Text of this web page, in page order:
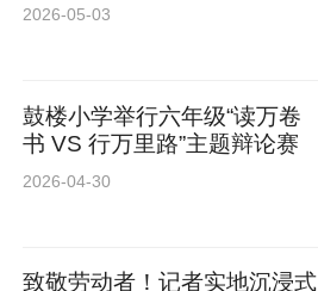
2026-05-03
鼓楼小学举行六年级“读万卷
书 VS 行万里路”主题辩论赛
2026-04-30
致敬劳动者！记者实地沉浸式